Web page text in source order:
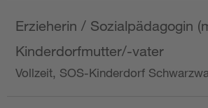
Erzieherin / Sozialpädagogin
Kinderdorfmutter/-vater
Vollzeit, SOS-Kinderdorf